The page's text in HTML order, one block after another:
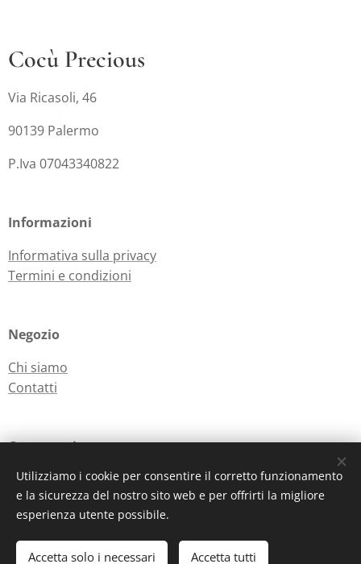
Cocù Precious
Via Ricasoli, 46
90139 Palermo
P.Iva 07043340822
Informazioni
Informativa sulla privacy
Termini e condizioni
Negozio
Chi siamo
Contatti
Contattaci
E-mail: infomail@cocushop.it
Telefono: 091.5667312
Utilizziamo i cookie per consentire il corretto funzionamento
e la sicurezza del nostro sito web e per offrirti la migliore
esperienza utente possibile.
Accetta solo i necessari Accetta tutti